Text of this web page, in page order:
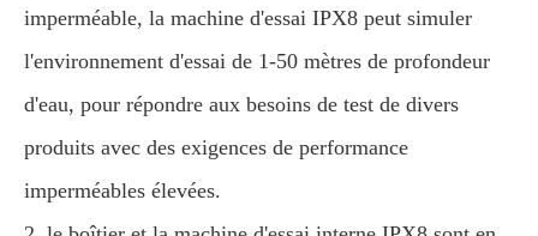
imperméable, la machine d'essai IPX8 peut simuler
l'environnement d'essai de 1-50 mètres de profondeur
d'eau, pour répondre aux besoins de test de divers
produits avec des exigences de performance
imperméables élevées.